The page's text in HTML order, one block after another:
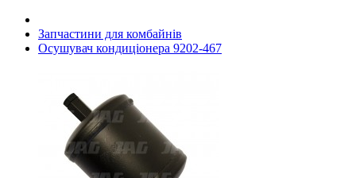
Запчастини для комбайнів
Осушувач кондиціонера 9202-467